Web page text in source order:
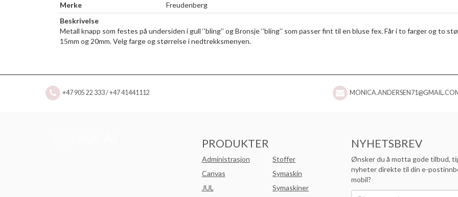
Merke
Freudenberg
Beskrivelse
Metall knapp som festes på undersiden i gull ‘’bling’’ og Bronsje ‘’bling’’ som passer fint til en bluse fex. Får i to farger og to
15mm og 20mm. Velg farge og størrelse i nedtrekksmenyen.
+47 905 22 333 / +47 41441112
PRODUKTER
Administrasjon
Canvas
JUL
Stoffer
Symaskin
Symaskiner
NYHETSBREV
Ønsker du å motta gode tilbud,
nyheter direkte til din e-
mobil?